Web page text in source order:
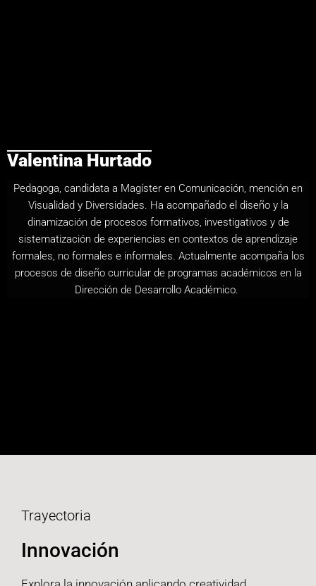
Valentina Hurtado
Pedagoga, candidata a Magíster en Comunicación, mención en
Visualidad y Diversidades. Ha acompañado el diseño y la
dinamización de procesos formativos, investigativos y de
sistematización de experiencias en contextos de aprendizaje
formales, no formales e informales. Actualmente acompaña los
procesos de diseño curricular de programas académicos en la
Dirección de Desarrollo Académico.
Trayectoria
Innovación